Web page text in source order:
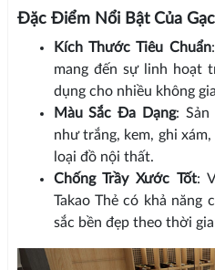
Đặc Điểm Nổi Bật Của
Kích Thước Tiêu Chuẩn
mang đến sự linh hoạt
dụng cho nhiều không
Màu Sắc Đa Dạng: Sản
như trắng, kem, ghi
loại đồ nội thất.
Chống Trầy Xước Tốt:
Takao Thẻ có khả năng
sắc bền đẹp theo thời